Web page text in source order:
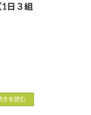
日３組
きを読む